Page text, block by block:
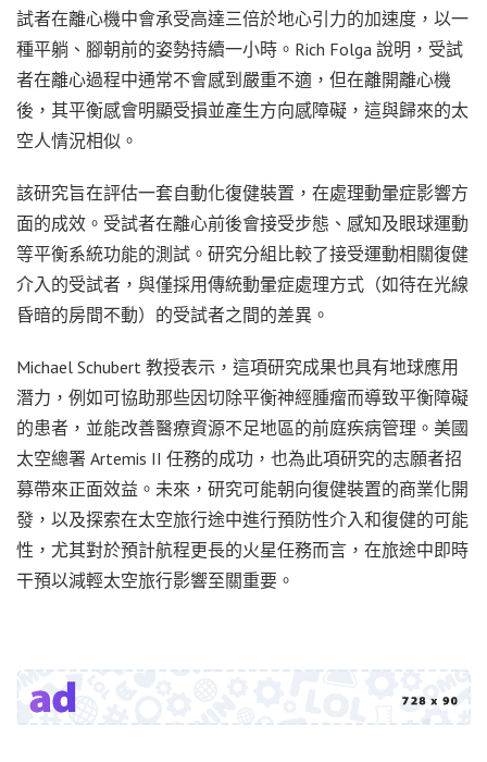
試者在離心機中會承受高達三倍於地心引力的加速度，以一
種平躺、腳朝前的姿勢持續一小時。Rich Folga 說明，受試
者在離心過程中通常不會感到嚴重不適，但在離開離心機
後，其平衡感會明顯受損並產生方向感障礙，這與歸來的太
空人情況相似。
該研究旨在評估一套自動化復健裝置，在處理動暈症影響方
面的成效。受試者在離心前後會接受步態、感知及眼球運動
等平衡系統功能的測試。研究分組比較了接受運動相關復健
介入的受試者，與僅採用傳統動暈症處理方式（如待在光線
昏暗的房間不動）的受試者之間的差異。
Michael Schubert 教授表示，這項研究成果也具有地球應用
潛力，例如可協助那些因切除平衡神經腫瘤而導致平衡障礙
的患者，並能改善醫療資源不足地區的前庭疾病管理。美國
太空總署 Artemis II 任務的成功，也為此項研究的志願者招
募帶來正面效益。未來，研究可能朝向復健裝置的商業化開
發，以及探索在太空旅行途中進行預防性介入和復健的可能
性，尤其對於預計航程更長的火星任務而言，在旅途中即時
干預以減輕太空旅行影響至關重要。